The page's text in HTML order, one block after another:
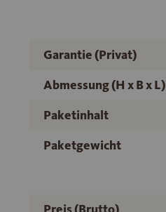
Garantie (Privat)
Abmessung (H x B x L)
Paketinhalt
Paketgewicht